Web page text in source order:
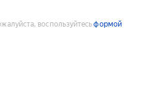
воспользуйтесьформой